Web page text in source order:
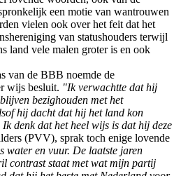
een motie van wantrouwen
vielen ook over het feit dat het
van statushouders terwijl
land vele malen groter is en ook
van de BBB noemde de
wijs besluit. "Ik verwachtte dat hij
bezighouden met het
hij dacht dat hij het land kon
denk dat het heel wijs is dat hij deze
(PVV), sprak toch enige lovende
water en vuur. De laatste jaren
contrast staat met wat mijn partij